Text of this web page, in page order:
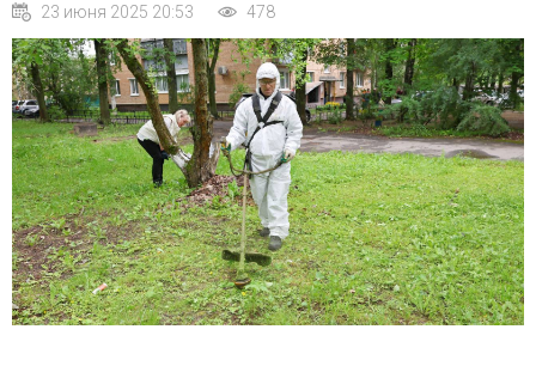
23 июня 2025 20:53 478